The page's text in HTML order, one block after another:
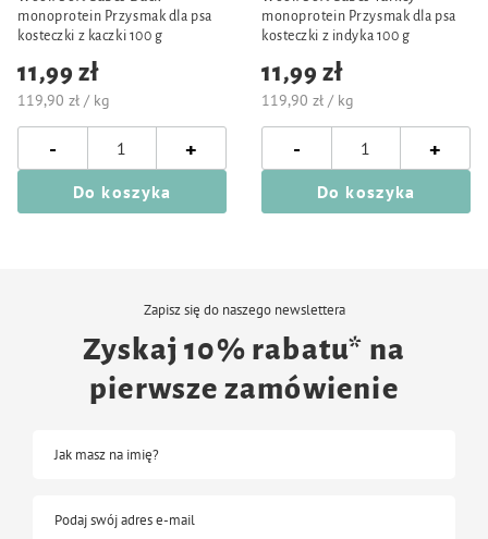
monoprotein Przysmak dla psa
kosteczki z kaczki 100 g
11,99 zł
119,90 zł / kg
- +
Do koszyka
monoprotein Przysmak dla psa
kosteczki z indyka 100 g
11,99 zł
119,90 zł / kg
- +
Do koszyka
Zapisz się do naszego newslettera
Zyskaj 10% rabatu* na
pierwsze zamówienie
Jak masz na imię?
Podaj swój adres e-mail